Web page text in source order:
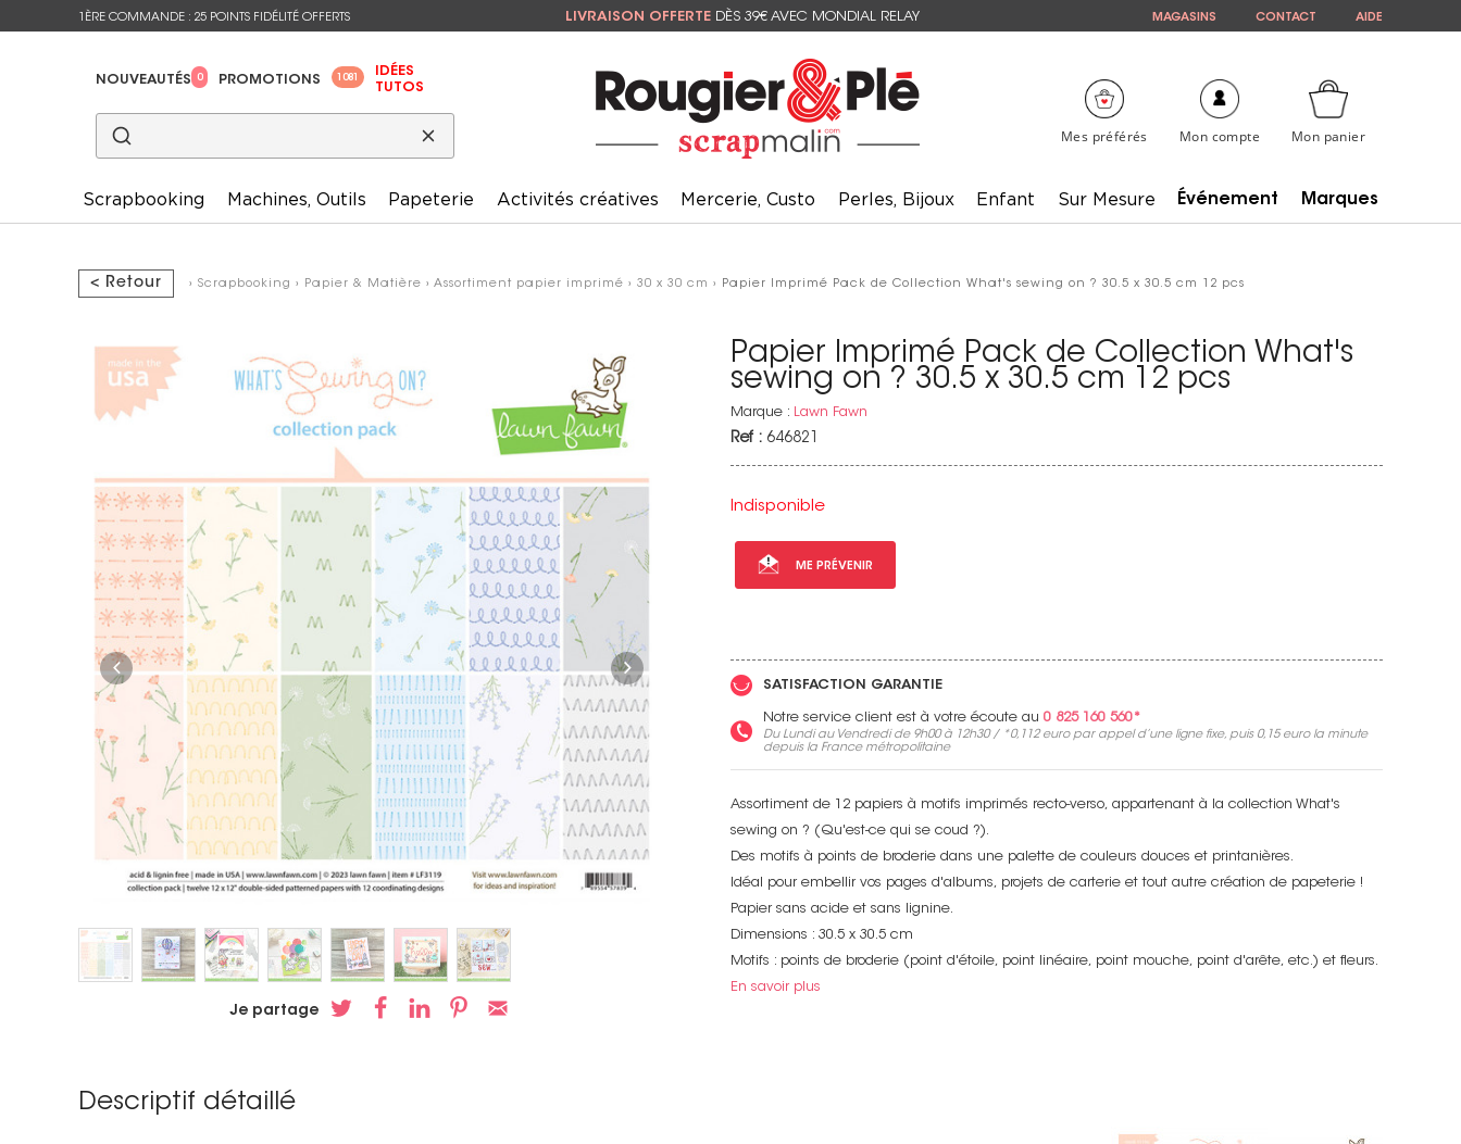
1ÈRE COMMANDE : 25 POINTS FIDÉLITÉ OFFERTS LIVRAISON OFFERTE DÈS 39€ AVEC MONDIAL RELAY MAGASINS CONTACT AIDE
NOUVEAUTÉS 0 PROMOTIONS 1081
IDÉES
TUTOS
Mes préférés Mon panier
Mon compte
Scrapbooking Machines, Outils Papeterie Activités créatives Mercerie, Custo Perles, Bijoux Enfant Sur Mesure Événement Marques
< Retour › Scrapbooking › Papier & Matière › Assortiment papier imprimé › 30 x 30 cm › Papier Imprimé Pack de Collection What's sewing on ? 30.5 x 30.5 cm 12 pcs
Je partage
Papier Imprimé Pack de Collection What's
sewing on ? 30.5 x 30.5 cm 12 pcs
Marque : Lawn Fawn
Ref : 646821
Indisponible
ME PRÉVENIR
SATISFACTION GARANTIE
Notre service client est à votre écoute au 0 825 160 560*
Du Lundi au Vendredi de 9h00 à 12h30 / *0,112 europar appel d’une ligne fixe, puis 0,15 eurola minute
depuis la France métropolitaine
Assortiment de 12 papiers à motifs imprimés recto-verso, appartenant à la collection What's
sewing on ? (Qu'est-ce qui se coud ?).
Des motifs à points de broderie dans une palette de couleurs douces et printanières.
Idéal pour embellir vos pages d'albums, projets de carterie et tout autre création de papeterie !
Papier sans acide et sans lignine.
Dimensions : 30.5 x 30.5 cm
Motifs : points de broderie (point d'étoile, point linéaire, point mouche, point d'arête, etc.) et fleurs.
En savoir plus
Descriptif détaillé